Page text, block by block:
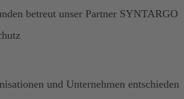
betreut unser Partner SYNTARGO
und Unternehmen entschieden